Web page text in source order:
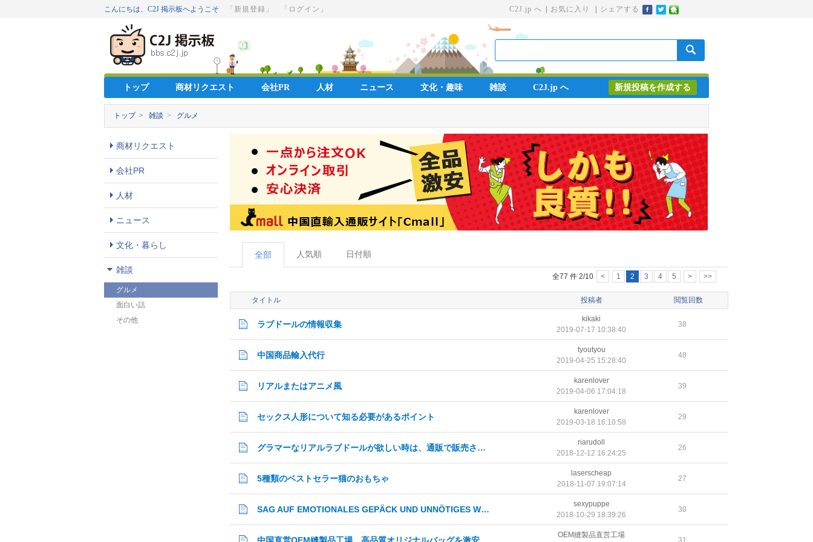
こんにちは、C2J 掲示板へようこそ 「新規登録」 「ログイン」 C2J.jp へ お気に入り シェアする
トップ 商材リクエスト 会社PR 人材 ニュース 文化・趣味 雑談 C2J.jp へ 新規投稿を作成する
トップ > 雑談 > グルメ
商材リクエスト
会社PR
人材
ニュース
文化・暮らし
雑談
グルメ
面白い話
その他
全部 人気順 日付順
全77 件 2/10 < 1 2 3 4 5 > >>
タイトル 投稿者 閲覧回数
ラブドールの情報収集
kikaki
2019-07-17 10:38:40
38
中国商品輸入代行
tyoutyou
2019-04-25 15:28:40
48
リアルまたはアニメ風
karenlover
2019-04-06 17:04:18
39
セックス人形について知る必要があるポイント
karenlover
2019-03-18 16:10:58
29
グラマーなリアルラブドールが欲しい時は、通販で販売されているリアルラブドール
riarudoll
2018-12-12 16:24:25
26
5種類のベストセラー猫のおもちゃ
laserscheap
2018-11-07 19:07:14
27
SAG AUF EMOTIONALES GEPÄCK UND UNNÖTIGES WEIBLICHES DRAMA WIEDER
sexypuppe
2018-10-29 18:39:26
30
OEM縫製品直営工場
31